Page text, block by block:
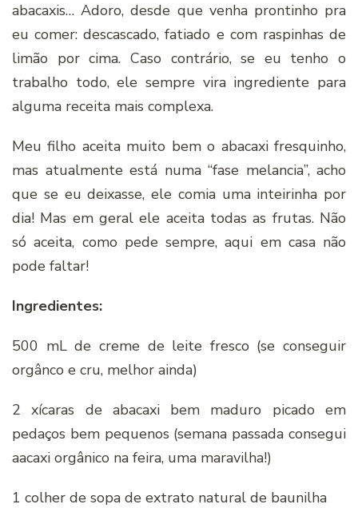
abacaxis… Adoro, desde que venha prontinho pra
eu comer: descascado, fatiado e com raspinhas de
limão por cima. Caso contrário, se eu tenho o
trabalho todo, ele sempre vira ingrediente para
alguma receita mais complexa.
Meu filho aceita muito bem o abacaxi fresquinho,
mas atualmente está numa “fase melancia”, acho
que se eu deixasse, ele comia uma inteirinha por
dia! Mas em geral ele aceita todas as frutas. Não
só aceita, como pede sempre, aqui em casa não
pode faltar!
Ingredientes:
500 mL de creme de leite fresco (se conseguir
orgânco e cru, melhor ainda)
2 xícaras de abacaxi bem maduro picado em
pedaços bem pequenos (semana passada consegui
aacaxi orgânico na feira, uma maravilha!)
1 colher de sopa de extrato natural de baunilha